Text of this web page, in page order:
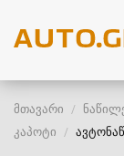
მთავარი
კაპოტი